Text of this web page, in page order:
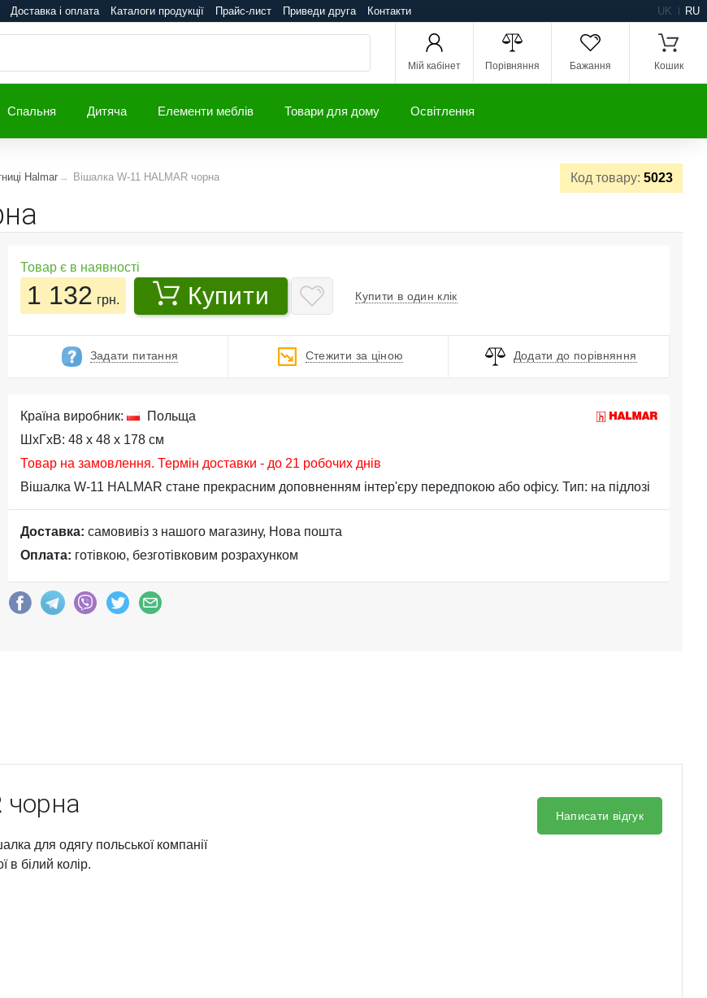
Доставка і оплата Каталоги продукції Прайс-лист Приведи друга Контакти UK RU
Мій кабінет Порівняння Бажання Кошик
Спальня Дитяча Елементи меблів Товари для дому Освітлення
Код товару: 5023
Halmar Вішалка W-11 HALMAR чорна
Товар є в наявності
1 132 грн. Купити Купити в один клік
Задати питання Стежити за ціною Додати до порівняння
Країна виробник:
Польща
ШхГхВ: 48 x 48 x 178 см
Товар на замовлення. Термін доставки - до 21 робочих днів
Вішалка W-11 HALMAR стане прекрасним доповненням інтер'єру передпокою або офісу. Тип: на підлозі
Доставка: самовивіз з нашого магазину, Нова пошта
Оплата: готівкою, безготівковим розрахунком
чорна
для одягу польської компанії
в білий колір.
Написати відгук